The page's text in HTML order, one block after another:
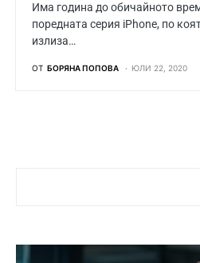
Има година до обичайното
поредната серия iPhone, по
излиза…
ОТ БОРЯНА ПОПОВА ЮЛИ 22, 2020